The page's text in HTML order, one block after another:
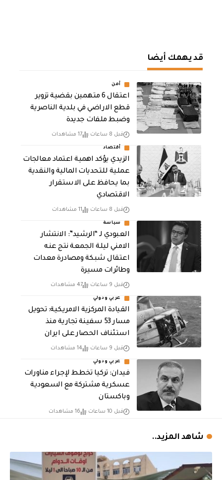
قد يهمك أيضا
أمن
اعتقال 6 متهمين بقضية تزوير
قطع الاراضي في بلدية الناصرية
وضبط ملفات جديدة
قبل 8 ساعات 17 مشاهدات
أقتصاد
الزيدي يؤكد اهمية اعتماد معالجات
عملية للتحديات المالية والنقدية
بما يحافظ على الاستقرار
الاقتصادي
قبل 8 ساعات 11 مشاهدات
سياسة
العبودي لـ “الرشيد”: الانتشار
الامني ليلة الجمعة نتج عنه
اعتقال شبكة ومصادرة معدات
وطائرات مسيرة
قبل 9 ساعات 47 مشاهدات
عربي ودولي
القيادة المركزية الامريكية: تحويل
مسار 53 سفينة تجارية منذ
استئناف الحصار على ايران
قبل 9 ساعات 14 مشاهدات
عربي ودولي
فيدان: تركيا تخطط لإجراء مناورات
عسكرية مشتركة مع السعودية
وباكستان
قبل 10 ساعات 16 مشاهدات
شاهد المزيد..